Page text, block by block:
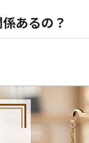
あるの？